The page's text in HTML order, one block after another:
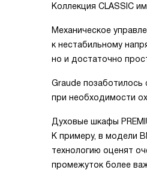
Коллекция CLASSIC
Механическое
к нестабильному
но и достаточно
Graude позаботилось
при необходимости
Духовые шкафы
К примеру, в модели
технологию оценят
промежуток более